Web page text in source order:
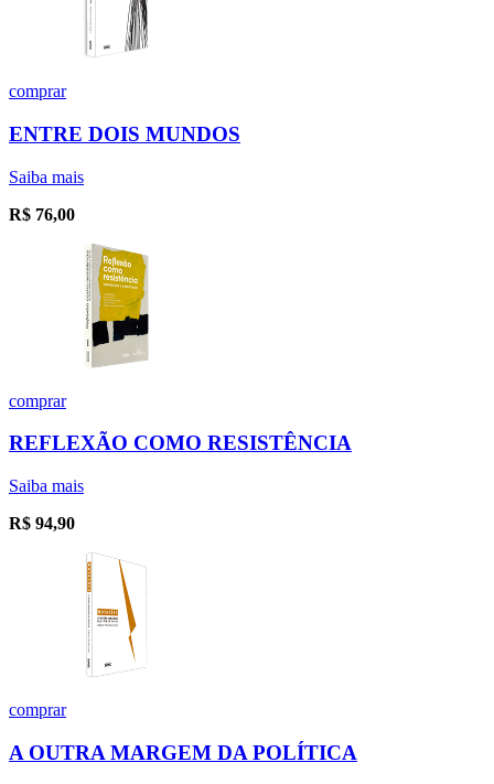
comprar
ENTRE DOIS MUNDOS
Saiba mais
R$ 76,00
comprar
REFLEXÃO COMO RESISTÊNCIA
Saiba mais
R$ 94,90
comprar
A OUTRA MARGEM DA POLÍTICA